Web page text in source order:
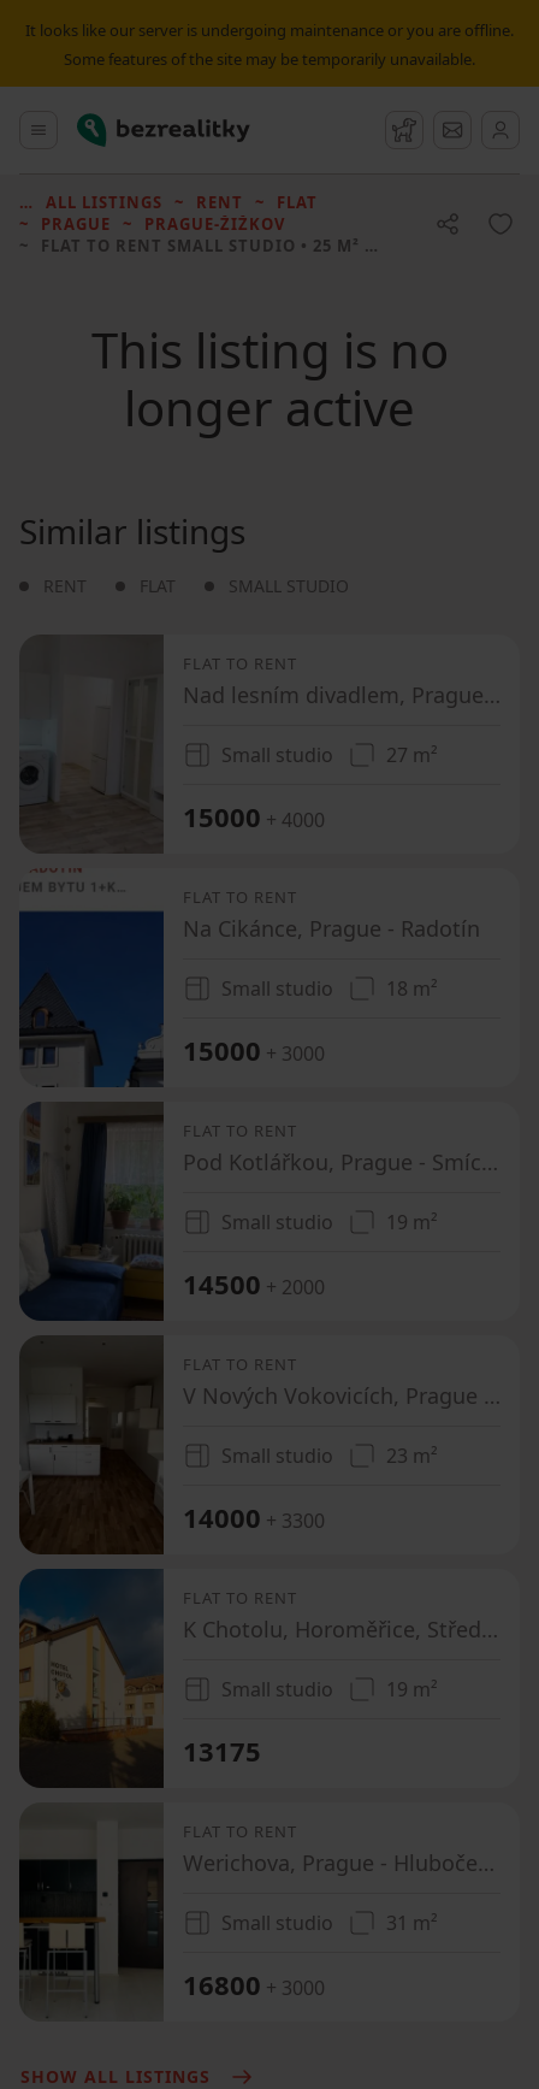
It looks like our server is undergoing maintenance or you are offline.
Some features of the site may be temporarily unavailable.
Main menu
Bezrealitky Watchdog
ALL LISTINGS RENT
FLAT
PRAGUE
PRAGUE-ŽIŽKOV
FLAT TO RENT SMALL STUDIO • 25 M² WITHOUT REAL ESTATE
This listing is no
longer active
Similar listings
RENT FLAT SMALL STUDIO
FLAT TO RENT
Nad lesním divadlem, Prague - Braník
Small studio 27 m²
15000 + 4000
FLAT TO RENT
Na Cikánce, Prague - Radotín
Small studio 18 m²
15000 + 3000
FLAT TO RENT
Pod Kotlářkou, Prague - Smíchov
Small studio 19 m²
14500 + 2000
FLAT TO RENT
V Nových Vokovicích, Prague - Vokovice
Small studio 23 m²
14000 + 3300
FLAT TO RENT
K Chotolu, Horoměřice, Středočeský Region
Small studio 19 m²
13175
FLAT TO RENT
Werichova, Prague - Hlubočepy
Small studio 31 m²
16800 + 3000
SHOW ALL LISTINGS